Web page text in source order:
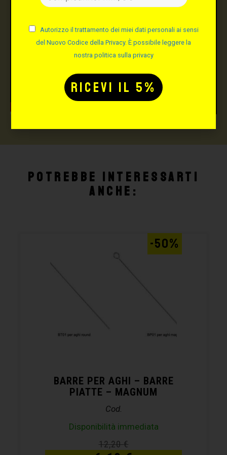
Potrebbe interessarti
anche:
BARRE PER AGHI – BARRE
PIATTE – MAGNUM
Cod.
Disponibilità immediata
12,20€
-50%
Autorizzo il trattamento dei miei dati personali ai sensi
del Nuovo Codice della Privacy. È possibile leggere la
nostra politica sulla privacy